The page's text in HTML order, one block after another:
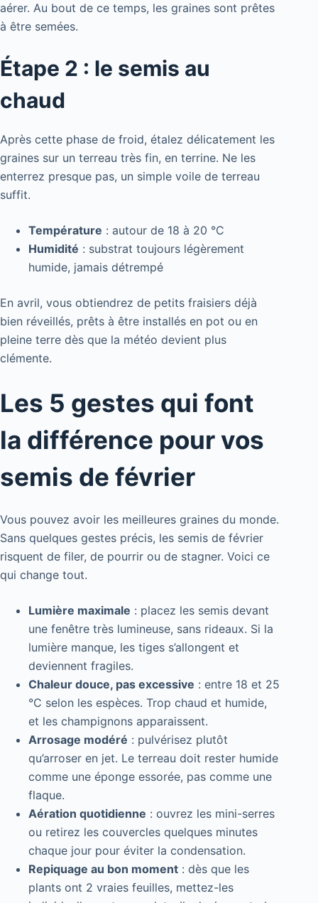
aérer. Au bout de ce temps, les graines sont prêtes
à être semées.
Étape 2 : le semis au
chaud
Après cette phase de froid, étalez délicatement les
graines sur un terreau très fin, en terrine. Ne les
enterrez presque pas, un simple voile de terreau
suffit.
Température : autour de 18 à 20 °C
Humidité : substrat toujours légèrement
humide, jamais détrempé
En avril, vous obtiendrez de petits fraisiers déjà
bien réveillés, prêts à être installés en pot ou en
pleine terre dès que la météo devient plus
clémente.
Les 5 gestes qui font
la différence pour vos
semis de février
Vous pouvez avoir les meilleures graines du monde.
Sans quelques gestes précis, les semis de février
risquent de filer, de pourrir ou de stagner. Voici ce
qui change tout.
Lumière maximale : placez les semis devant
une fenêtre très lumineuse, sans rideaux. Si la
lumière manque, les tiges s’allongent et
deviennent fragiles.
Chaleur douce, pas excessive : entre 18 et 25
°C selon les espèces. Trop chaud et humide,
et les champignons apparaissent.
Arrosage modéré : pulvérisez plutôt
qu’arroser en jet. Le terreau doit rester humide
comme une éponge essorée, pas comme une
flaque.
Aération quotidienne : ouvrez les mini-serres
ou retirez les couvercles quelques minutes
chaque jour pour éviter la condensation.
Repiquage au bon moment : dès que les
plants ont 2 vraies feuilles, mettez-les